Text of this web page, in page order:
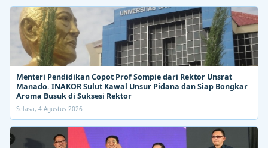
Menteri Pendidikan Copot Prof Sompie dari Rektor Unsrat
Manado. INAKOR Sulut Kawal Unsur Pidana dan Siap Bongkar
Aroma Busuk di Suksesi Rektor
Selasa, 4 Agustus 2026